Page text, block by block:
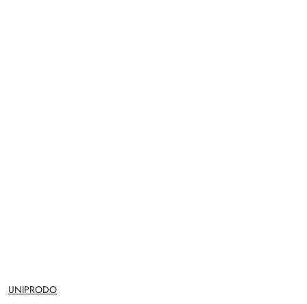
NAZWA
PRODUCENTA:
UNIPRODO